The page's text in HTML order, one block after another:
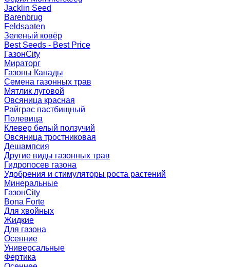
Jacklin Seed
Barenbrug
Feldsaaten
Зеленый ковёр
Best Seeds - Best Price
ГазонCity
Мираторг
Газоны Канады
Семена газонных трав
Мятлик луговой
Овсяница красная
Райграс пастбищный
Полевица
Клевер белый ползучий
Овсяница тростниковая
Дешампсия
Другие виды газонных трав
Гидропосев газона
Удобрения и стимуляторы роста растений
Минеральные
ГазонCity
Bona Forte
Для хвойных
Жидкие
Для газона
Осенние
Универсальные
Фертика